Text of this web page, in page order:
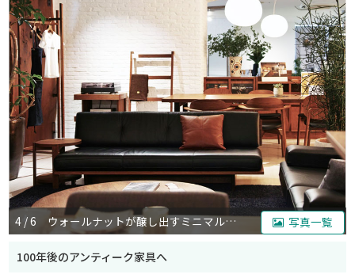
5 / 6 人気NO１ソファ 写真一覧
100年後のアンティーク家具へ